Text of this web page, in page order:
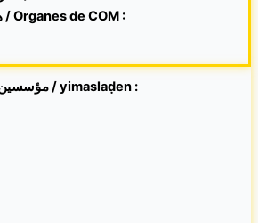
هيئات الاتصال / Organes de COM :
Fondateurs / مؤسسين / yimaslaḍen :